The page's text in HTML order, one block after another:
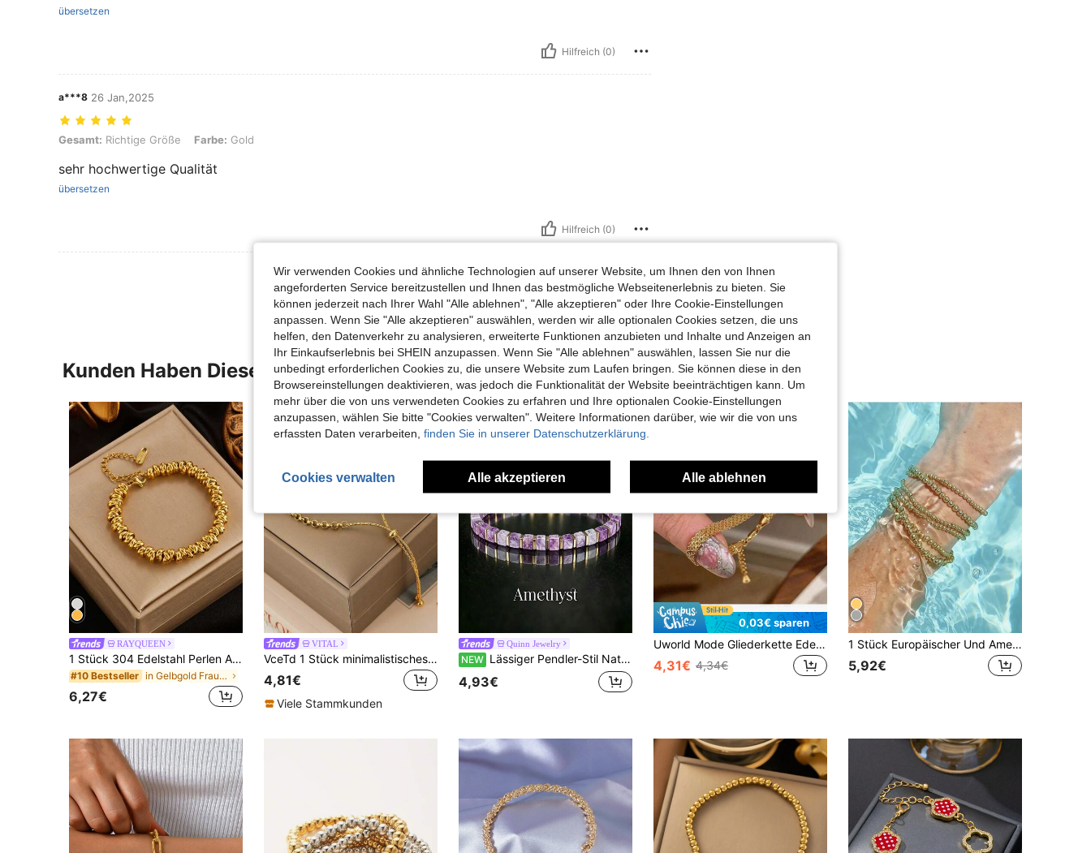
übersetzen
Hilfreich (0)
a***8 26 Jan,2025
Gesamt: Richtige Größe, Farbe: Gold
Gesamt: Richtige Größe Farbe: Gold
sehr hochwertige Qualität
übersetzen
Hilfreich (0)
Mehr Bewertungen Ansehen
Kunden Haben Diese Artikel Auch Angeschaut
RAYQUEEN
1 Stück 304 Edelstahl Perlen Armband in Gold für Frauen, hochwertiges Material geeignet für den täglichen Gebrauch
#10 Bestseller in Gelbgold Frauen Perlenarmbänder
6,27€
VITAL
VceTd 1 Stück minimalistisches Herz-Dekor verstellbares Edelstahl-Armband für den täglichen Gebrauch von Frauen
4,81€
Viele Stammkunden
Quinn Jewelry
NEW Lässiger Pendler-Stil Natürliche quadratische Amethyst-Perlenkette, handgefertigte vergoldete Spacer verstellbare Verlängerungskette, beruhigendes Angstlinderndes Heilungsarmband für Frauen, geeignet für den täglichen Gebrauch und als Geschenk
4,93€
0,03€ sparen
Uworld Mode Gliederkette Edelstahl Armreif Material Armband für Frauen, exquisite goldene Metallstruktur Schmuck, Geschenk für Mädchen, Strand, Mann
4,31€ 4,34€
1 Stück Europäischer Und Amerikanischer Modestil L316 Edelstahl Vergoldetes Elastisches Perlenarmband Für Frauen, Statement-schmuck Für Den Alltag
5,92€
Wir verwenden Cookies und ähnliche Technologien auf unserer Website, um Ihnen den von Ihnen
angeforderten Service bereitzustellen und Ihnen das bestmögliche Webseitenerlebnis zu bieten. Sie
können jederzeit nach Ihrer Wahl "Alle ablehnen", "Alle akzeptieren" oder Ihre Cookie-Einstellungen
anpassen. Wenn Sie "Alle akzeptieren" auswählen, werden wir alle optionalen Cookies setzen, die uns
helfen, den Datenverkehr zu analysieren, erweiterte Funktionen anzubieten und Inhalte und Anzeigen an
Ihr Einkaufserlebnis bei SHEIN anzupassen. Wenn Sie "Alle ablehnen" auswählen, lassen Sie nur die
unbedingt erforderlichen Cookies zu, die unsere Website zum Laufen bringen. Sie können diese in den
Browsereinstellungen deaktivieren, was jedoch die Funktionalität der Website beeinträchtigen kann. Um
mehr über die von uns verwendeten Cookies zu erfahren und Ihre optionalen Cookie-Einstellungen
anzupassen, wählen Sie bitte "Cookies verwalten". Weitere Informationen darüber, wie wir die von uns
erfassten Daten verarbeiten, finden Sie in unserer Datenschutzerklärung.
Cookies verwalten Alle akzeptieren Alle ablehnen